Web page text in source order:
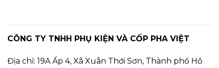
CÔNG TY TNHH PHỤ KIỆN VÀ CỐP PHA VIỆT
Địa chỉ: 19A Ấp 4, Xã Xuân Thới Sơn, Thành phố Hồ